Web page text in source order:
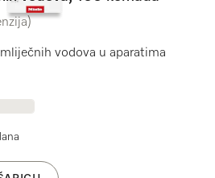
vodova u aparatima